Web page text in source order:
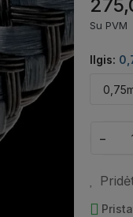
Su PVM
Ilgis:
−